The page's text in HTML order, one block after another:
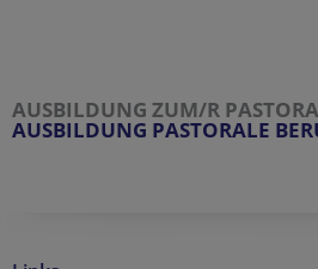
AUSBILDUNG ZUM/R
AUSBILDUNG PASTORALE